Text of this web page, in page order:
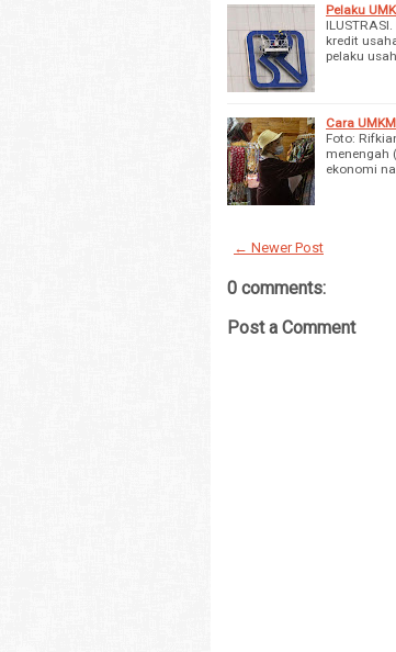
Pelaku
kredit
pelaku
Cara
Foto:
menengah
ekonomi
← Newer Post
0 comments:
Post a Comment